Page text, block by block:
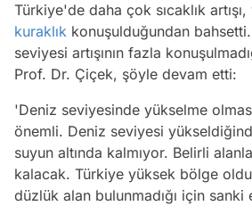
Türkiye'de daha çok sıcaklık artışı,
kuraklık konuşulduğundan
seviyesi artışının fazla
Prof. Dr. Çiçek, şöyle devam etti:
'Deniz seviyesinde yükselme
önemli. Deniz seviyesi
suyun altında kalmıyor. Belirli
kalacak. Türkiye yüksek bölge
düzlük alan bulunmadığı için